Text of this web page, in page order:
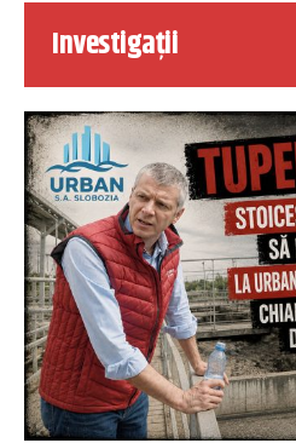
Investigații